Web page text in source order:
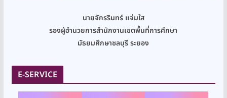
นายจักรรินทร์ แจ่มใส
รองผู้อำนวยการสำนักงานเขตพื้นที่การศึกษา
มัธยมศึกษาชลบุรี ระยอง
E-SERVICE